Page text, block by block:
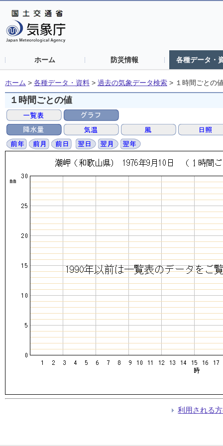
ホーム 防災情報 各種データ・
ホーム > 各種データ・資料 > 過去の気象データ検索 > １時間ごとの
１時間ごとの値
利用される